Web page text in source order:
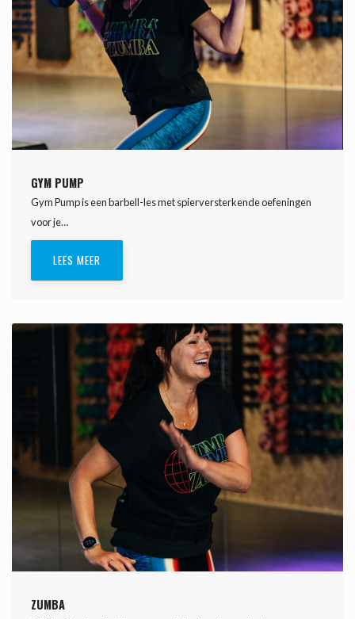
GYM PUMP
Gym Pump is een barbell-les met spierversterkende oefeningen
voor je…
LEES MEER
ZUMBA